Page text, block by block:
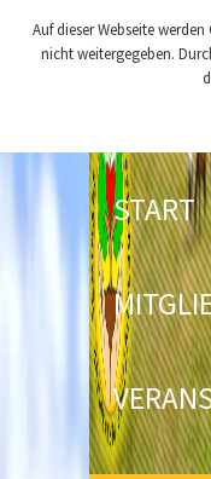
START
Auf dieser Webseite
nicht weitergegeben.